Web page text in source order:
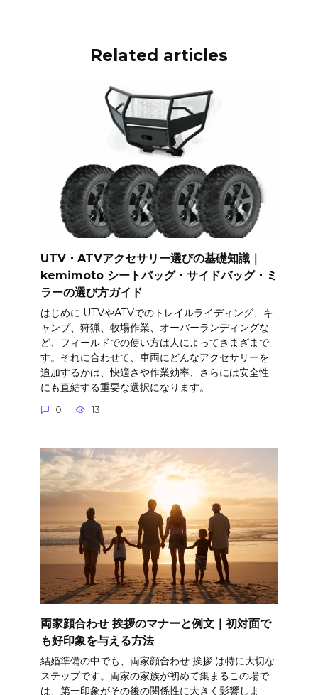
Related articles
UTV・ATVアクセサリー選びの基礎知識｜
kemimoto シートバッグ・サイドバッグ・ミ
ラーの選び方ガイド
はじめに UTVやATVでのトレイルライディング、キ
ャンプ、狩猟、牧場作業、オーバーランディングな
ど、フィールドでの使い方は人によってさまざまで
す。それに合わせて、車両にどんなアクセサリーを
追加するかは、快適さや作業効率、さらには安全性
にも直結する重要な選択になります。
0 13
両家顔合わせ 挨拶のマナーと例文｜初対面で
も好印象を与える方法
結婚準備の中でも、両家顔合わせ 挨拶 は特に大切な
ステップです。両家の家族が初めて集まるこの場で
は、第一印象がその後の関係性に大きく影響しま